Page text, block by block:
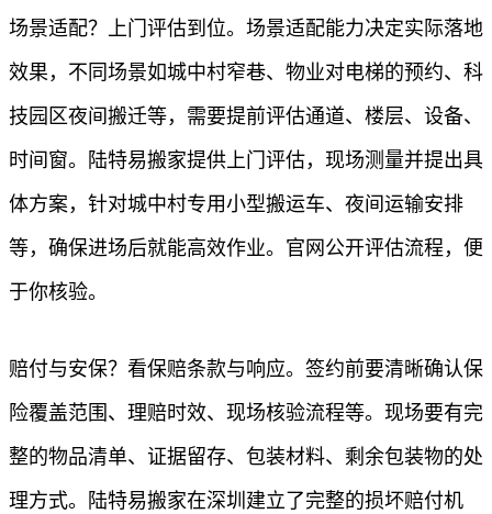
场景适配？上门评估到位。场景适配能力决定实际落地
效果，不同场景如城中村窄巷、物业对电梯的预约、科
技园区夜间搬迁等，需要提前评估通道、楼层、设备、
时间窗。陆特易搬家提供上门评估，现场测量并提出具
体方案，针对城中村专用小型搬运车、夜间运输安排
等，确保进场后就能高效作业。官网公开评估流程，便
于你核验。
赔付与安保？看保赔条款与响应。签约前要清晰确认保
险覆盖范围、理赔时效、现场核验流程等。现场要有完
整的物品清单、证据留存、包装材料、剩余包装物的处
理方式。陆特易搬家在深圳建立了完整的损坏赔付机